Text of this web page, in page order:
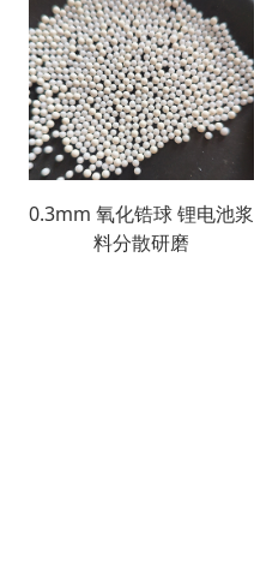
0.3mm 氧化锆球 锂电池浆
料分散研磨